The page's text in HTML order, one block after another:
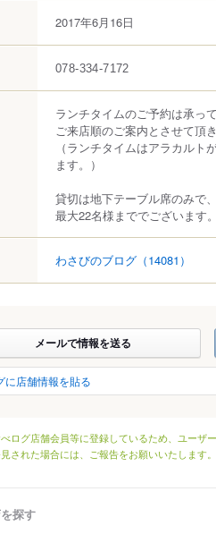
2017年6月16日
078-334-7172
ランチタイムのご予約は承っ
ご来店順のご案内とさせて頂き
（ランチタイムはアラカル
ます。）
貸切は地下テーブル席のみで
最大22名様まででございます。
わさびのブログ （14081）
メールで情報を送る
に店舗情報を貼る
ログ店舗会員等に登録しているため、ユーザ
された場合には、ご報告をお願いいたします。
探す